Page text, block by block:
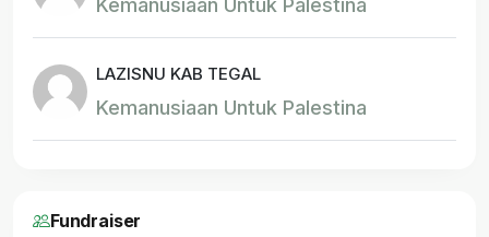
Kemanusiaan Untuk Palestina
LAZISNU KAB TEGAL
Kemanusiaan Untuk Palestina
Fundraiser